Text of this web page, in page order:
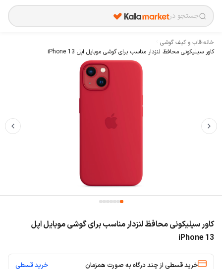
جستجو در
خانهقاب و کیف گوشی
کاور سیلیکونی محافظ لنزدار مناسب برای گوشی موبایل اپل iPhone 13
کاور سیلیکونی محافظ لنزدار مناسب برای گوشی موبایل اپل
iPhone 13
خرید قسطی از چند درگاه به صورت همزمان خرید قسطی